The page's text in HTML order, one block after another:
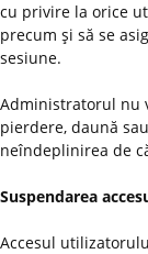
cu privire la orice
precum şi să se
sesiune.
Administratorul nu
pierdere, daună
neîndeplinirea de
Suspendarea
Accesul